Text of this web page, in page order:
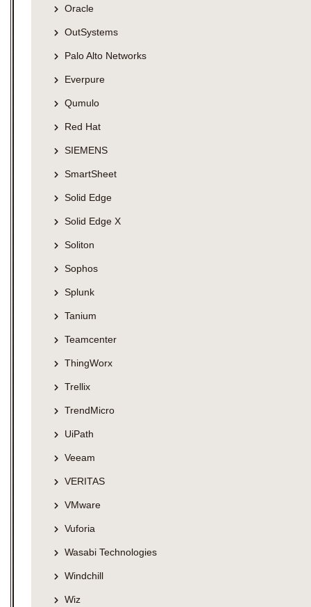
Oracle
OutSystems
Palo Alto Networks
Everpure
Qumulo
Red Hat
SIEMENS
SmartSheet
Solid Edge
Solid Edge X
Soliton
Sophos
Splunk
Tanium
Teamcenter
ThingWorx
Trellix
TrendMicro
UiPath
Veeam
VERITAS
VMware
Vuforia
Wasabi Technologies
Windchill
Wiz